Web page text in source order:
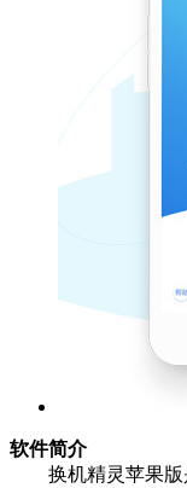
软件简介
换机精灵苹果版